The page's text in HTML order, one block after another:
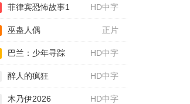
HD中字
菲律宾恐怖故事1
正片
巫蛊人偶
HD中字
巴兰：少年寻踪
HD中字
醉人的疯狂
HD中字
木乃伊2026